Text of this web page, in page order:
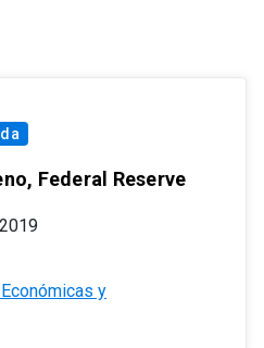
Federal Reserve
y